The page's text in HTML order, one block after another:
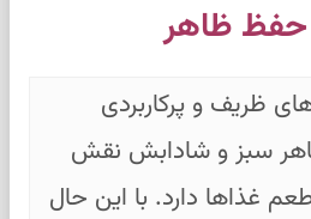
حفظ ظاهر
ظریف و پرکاربردی
سبز و شادابش نقش
غذاها دارد. با این حال